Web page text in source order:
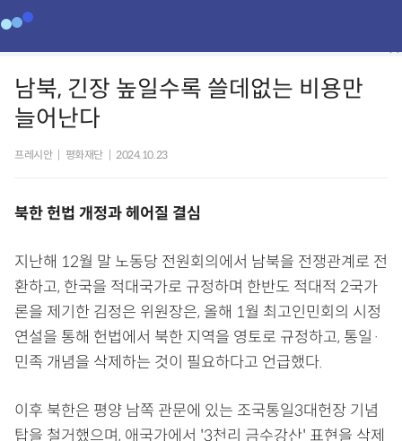
남북, 긴장 높일수록 쓸데없는 비용만
늘어난다
프레시안 평화재단 2024.10.23
북한 헌법 개정과 헤어질 결심
지난해 12월 말 노동당 전원회의에서 남북을 전쟁관계로 전
환하고, 한국을 적대국가로 규정하며 한반도 적대적 2국가
론을 제기한 김정은 위원장은, 올해 1월 최고인민회의 시정
연설을 통해 헌법에서 북한 지역을 영토로 규정하고, 통일·
민족 개념을 삭제하는 것이 필요하다고 언급했다.
이후 북한은 평양 남쪽 관문에 있는 조국통일3대헌장 기념
탑을 철거했으며, 애국가에서 '3천리 금수강산' 표현을 삭제